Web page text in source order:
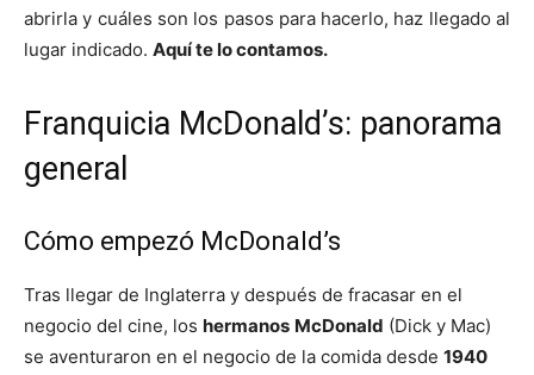
abrirla y cuáles son los pasos para hacerlo, haz llegado al
lugar indicado. Aquí te lo contamos.
Franquicia McDonald’s: panorama
general
Cómo empezó McDonald’s
Tras llegar de Inglaterra y después de fracasar en el
negocio del cine, los hermanos McDonald (Dick y Mac)
se aventuraron en el negocio de la comida desde 1940